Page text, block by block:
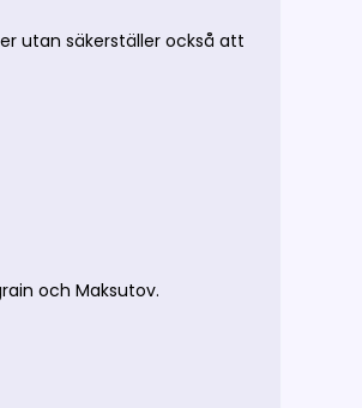
utan säkerställer också att
och Maksutov.